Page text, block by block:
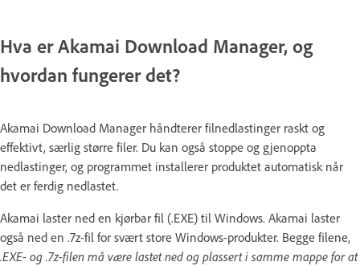
Hva er Akamai Download Manager, og
hvordan fungerer det?
Akamai Download Manager håndterer filnedlastinger raskt og
effektivt, særlig større filer. Du kan også stoppe og gjenoppta
nedlastinger, og programmet installerer produktet automatisk når
det er ferdig nedlastet.
Akamai laster ned en kjørbar fil (.EXE) til Windows. Akamai laster
også ned en .7z-fil for svært store Windows-produkter. Begge filene,
.EXE- og .7z-filen må være lastet ned og plassert i samme mappe for at